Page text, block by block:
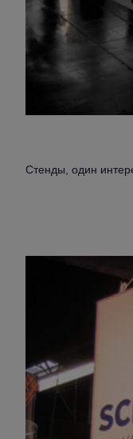
Стенды, один